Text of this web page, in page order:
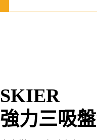
SKIER
強力三吸